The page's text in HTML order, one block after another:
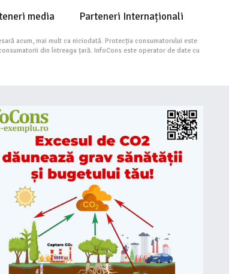
media Parteneri Internaționali
acum, mai mult ca niciodată. Protecția consumatorului este
din întreaga țară. InfoCons este operator de date cu